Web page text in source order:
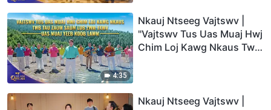
4:35
Nkauj Ntseeg Vajtswv |
"Vajtswv Tus Uas Muaj Hwj
Chim Loj Kawg Nkaus Twb
Qhuas
Nkauj Ntseeg Vajtswv |